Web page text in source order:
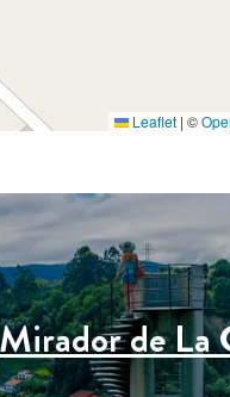
Leaflet | ©
Mirador de La